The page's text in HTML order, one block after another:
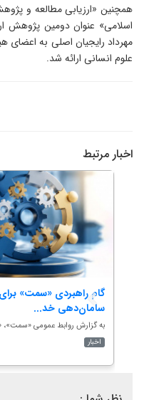
همچنین «ارزیابی مطالعه و
اسلامی» عنوان دومین پژوهش
مهرداد رایجیان اصلی به
علوم انسانی ارائه شد.
اخبار مرتبط
گام راهبردی «سمت»
سامان‌دهی خد...
به گزارش روابط عمومی
اخبار